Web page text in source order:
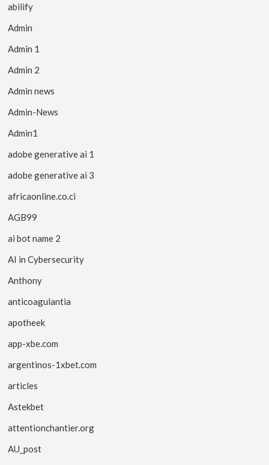
abilify
Admin
Admin 1
Admin 2
Admin news
Admin-News
Admin1
adobe generative ai 1
adobe generative ai 3
africaonline.co.ci
AGB99
ai bot name 2
AI in Cybersecurity
Anthony
anticoagulantia
apotheek
app-xbe.com
argentinos-1xbet.com
articles
Astekbet
attentionchantier.org
AU_post